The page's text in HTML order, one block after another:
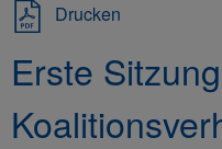
Drucken
Erste